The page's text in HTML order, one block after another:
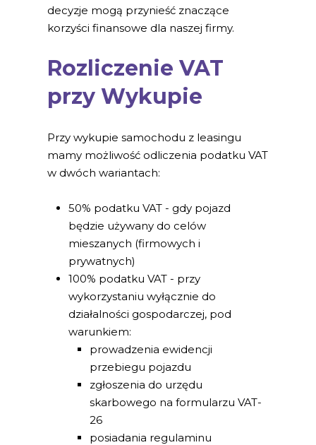
decyzje mogą przynieść znaczące
korzyści finansowe dla naszej firmy.
Rozliczenie VAT
przy Wykupie
Przy wykupie samochodu z leasingu
mamy możliwość odliczenia podatku VAT
w dwóch wariantach:
50% podatku VAT - gdy pojazd
będzie używany do celów
mieszanych (firmowych i
prywatnych)
100% podatku VAT - przy
wykorzystaniu wyłącznie do
działalności gospodarczej, pod
warunkiem:
prowadzenia ewidencji
przebiegu pojazdu
zgłoszenia do urzędu
skarbowego na formularzu VAT-
26
posiadania regulaminu